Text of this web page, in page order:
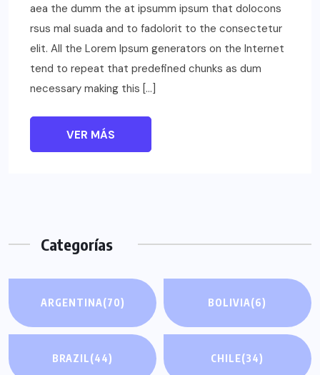
aea the dumm the at ipsumm ipsum that dolocons
rsus mal suada and to fadolorit to the consectetur
elit. All the Lorem Ipsum generators on the Internet
tend to repeat that predefined chunks as dum
necessary making this […]
VER MÁS
Categorías
ARGENTINA(70) BOLIVIA(6)
BRAZIL(44) CHILE(34)